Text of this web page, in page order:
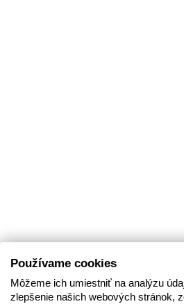
Používame cookies
Môžeme ich umiestniť na analýzu
zlepšenie našich webových stránok,